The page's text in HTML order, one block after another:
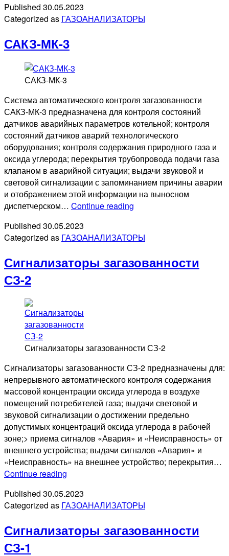
Published 30.05.2023
Categorized as ГАЗОАНАЛИЗАТОРЫ
САКЗ-МК-3
САКЗ-МК-3
Система автоматического контроля загазованности
САКЗ-МК-3 предназначена для контроля состояний
датчиков аварийных параметров котельной; контроля
состояний датчиков аварий технологического
оборудования; контроля содержания природного газа и
оксида углерода; перекрытия трубопровода подачи газа
клапаном в аварийной ситуации; выдачи звуковой и
световой сигнализации с запоминанием причины аварии
и отображением этой информации на выносном
диспетчерском… Continue reading
Published 30.05.2023
Categorized as ГАЗОАНАЛИЗАТОРЫ
Сигнализаторы загазованности
СЗ-2
Сигнализаторы загазованности СЗ-2
Сигнализаторы загазованности СЗ-2 предназначены для:
непрерывного автоматического контроля содержания
массовой концентрации оксида углерода в воздухе
помещений потребителей газа; выдачи световой и
звуковой сигнализации о достижении предельно
допустимых концентраций оксида углерода в рабочей
зоне;> приема сигналов «Авария» и «Неисправность» от
внешнего устройства; выдачи сигналов «Авария» и
«Неисправность» на внешнее устройство; перекрытия…
Continue reading
СЗ-2
Published 30.05.2023
Categorized as ГАЗОАНАЛИЗАТОРЫ
Сигнализаторы загазованности
СЗ-1